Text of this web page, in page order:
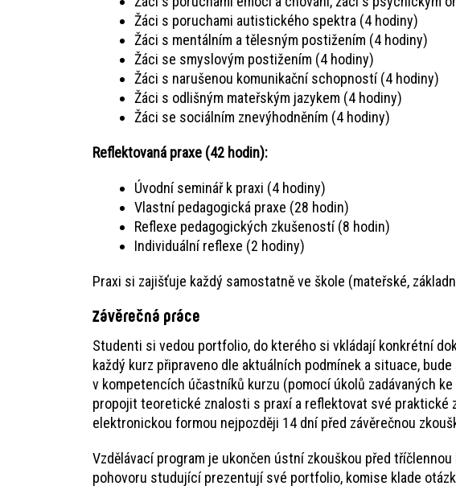
Žáci s poruchami autistického spektra (4 hodiny)
Žáci s mentálním a tělesným postižením (4 hodiny)
Žáci se smyslovým postižením (4 hodiny)
Žáci s narušenou komunikační schopností (4 hodiny)
Žáci s odlišným mateřským jazykem (4 hodiny)
Žáci se sociálním znevýhodněním (4 hodiny)
Reflektovaná praxe (42 hodin):
Úvodní seminář k praxi (4 hodiny)
Vlastní pedagogická praxe (28 hodin)
Reflexe pedagogických zkušeností (8 hodin)
Individuální reflexe (2 hodiny)
Praxi si zajišťuje každý samostatně ve škole (mateřské,
Závěrečná práce
Studenti si vedou portfolio, do kterého si vkládají konkrétní
každý kurz připraveno dle aktuálních podmínek a situace,
v kompetencích účastníků kurzu (pomocí úkolů zadávaných
propojit teoretické znalosti s praxí a reflektovat své
elektronickou formou nejpozději 14 dní před závěrečnou
Vzdělávací program je ukončen ústní zkouškou před
pohovoru studující prezentují své portfolio, komise klade